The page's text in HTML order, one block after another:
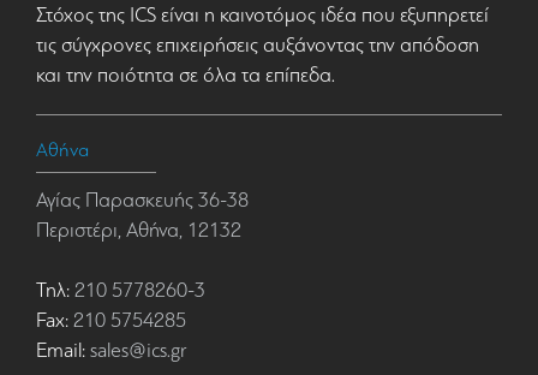
Στόχος της ICS είναι η καινοτόμος ιδέα που εξυπηρετεί
τις σύγχρονες επιχειρήσεις αυξάνοντας την απόδοση
και την ποιότητα σε όλα τα επίπεδα.
Αθήνα
Αγίας Παρασκευής 36-38
Περιστέρι, Αθήνα, 12132
Τηλ: 210 5778260-3
Fax: 210 5754285
Email: sales@ics.gr